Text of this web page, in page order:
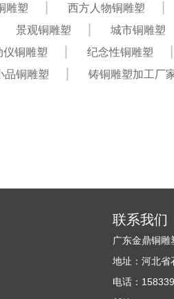
雕塑 西方人物铜雕塑
景观铜雕塑 城市铜雕塑
仪铜雕塑 纪念性铜雕塑
品铜雕塑 铸铜雕塑加工厂
联系我们
广东金鼎铜雕
地址：河北省
电话：